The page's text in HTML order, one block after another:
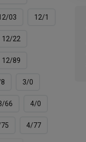
03 12/1
12/22
12/89
3/0
66 4/0
4/77